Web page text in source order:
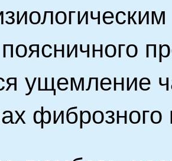
ущемление
фиброзного